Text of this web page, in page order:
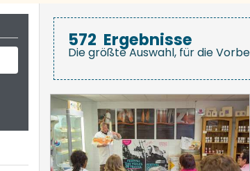
572 Ergebnisse
Die größte Auswahl, für die